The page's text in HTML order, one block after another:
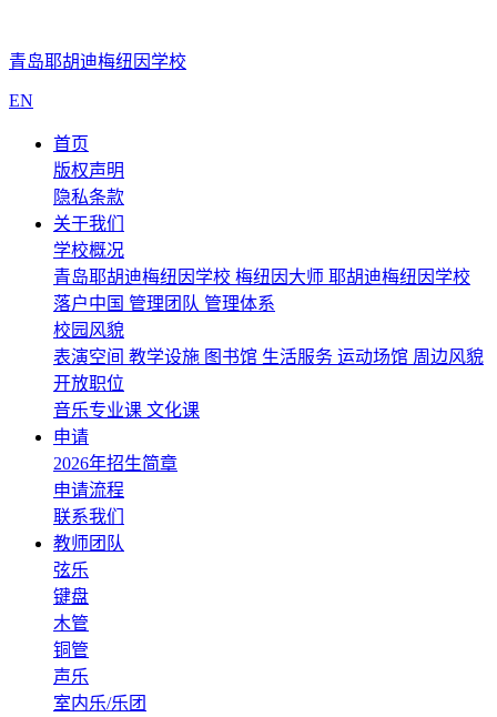
青岛耶胡迪梅纽因学校
EN
首页
版权声明
隐私条款
关于我们
学校概况
青岛耶胡迪梅纽因学校 梅纽因大师 耶胡迪梅纽因学校
落户中国 管理团队 管理体系
校园风貌
表演空间 教学设施 图书馆 生活服务 运动场馆 周边风貌
开放职位
音乐专业课 文化课
申请
2026年招生简章
申请流程
联系我们
教师团队
弦乐
键盘
木管
铜管
声乐
室内乐/乐团